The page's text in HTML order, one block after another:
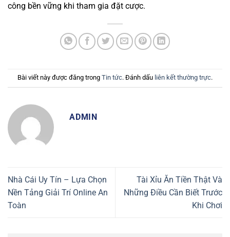
công bền vững khi tham gia đặt cược.
Bài viết này được đăng trong Tin tức. Đánh dấu liên kết thường trực.
ADMIN
Nhà Cái Uy Tín – Lựa Chọn
Nền Tảng Giải Trí Online An
Toàn
Tài Xỉu Ăn Tiền Thật Và
Những Điều Cần Biết Trước
Khi Chơi